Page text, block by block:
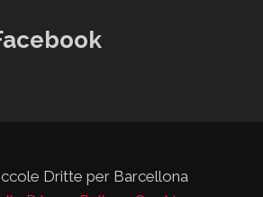
Dritte per Barcellona